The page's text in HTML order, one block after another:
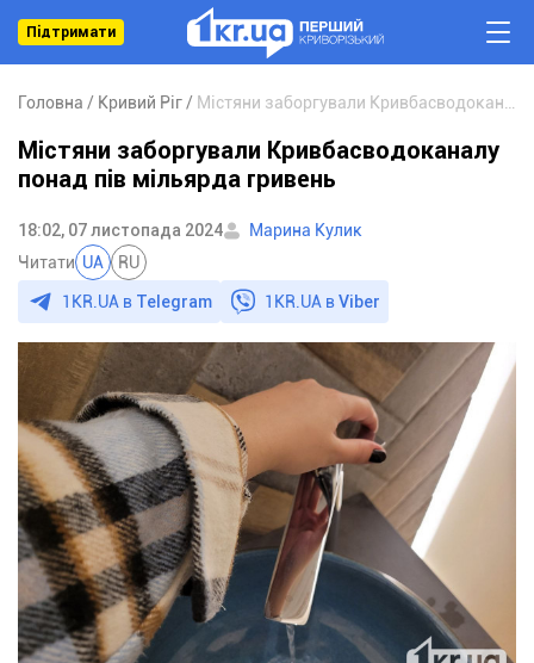
Підтримати
Головна Кривий Ріг
Містяни заборгували Кривбасводоканалу
понад пів мільярда гривень
18:02, 07 листопада 2024
Марина Кулик
Читати UA RU
1KR.UA в Telegram 1KR.UA вViber